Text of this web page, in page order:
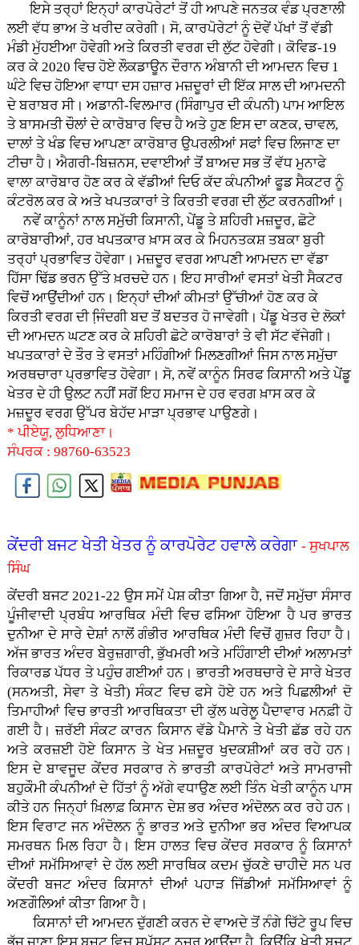
ਇਸੇ ਤਰ੍ਹਾਂ ਇਨ੍ਹਾਂ ਕਾਰਪੋਰੇਟਾਂ ਤੋਂ ਹੀ ਆਪਣੇ ਜਨਤਕ ਵੰਡ ਪ੍ਰਣਾਲੀ
ਲਈ ਵੱਧ ਭਾਅ ਤੇ ਖਰੀਦ ਕਰੇਗੀ। ਸੋ, ਕਾਰਪੋਰੇਟਾਂ ਨੂੰ ਦੋਵੇਂ ਪੱਖਾਂ ਤੋਂ ਵੱਡੀ
ਮੰਡੀ ਮੁੱਹਈਆ ਹੋਵੇਗੀ ਅਤੇ ਕਿਰਤੀ ਵਰਗ ਦੀ ਲੁੱਟ ਹੋਵੇਗੀ। ਕੋਵਿਡ-19
ਕਰ ਕੇ 2020 ਵਿਚ ਹੋਏ ਲੌਕਡਾਊਨ ਦੌਰਾਨ ਅੰਬਾਨੀ ਦੀ ਆਮਦਨ ਵਿਚ 1
ਘੰਟੇ ਵਿਚ ਹੋਇਆ ਵਾਧਾ ਦਸ ਹਜ਼ਾਰ ਮਜ਼ਦੂਰਾਂ ਦੀ ਇੱਕ ਸਾਲ ਦੀ ਆਮਦਨੀ
ਦੇ ਬਰਾਬਰ ਸੀ। ਅਡਾਨੀ-ਵਿਲਮਾਰ (ਸਿੰਗਾਪੁਰ ਦੀ ਕੰਪਨੀ) ਪਾਮ ਆਇਲ
ਤੇ ਬਾਸਮਤੀ ਚੌਲਾਂ ਦੇ ਕਾਰੋਬਾਰ ਵਿਚ ਹੈ ਅਤੇ ਹੁਣ ਇਸ ਦਾ ਕਣਕ, ਚਾਵਲ,
ਦਾਲਾਂ ਤੇ ਖੰਡ ਵਿਚ ਆਪਣਾ ਕਾਰੋਬਾਰ ਉਪਰਲੀਆਂ ਸਫਾਂ ਵਿਚ ਲਿਜਾਣ ਦਾ
ਟੀਚਾ ਹੈ। ਐਗਰੀ-ਬਿਜ਼ਨਸ, ਦਵਾਈਆਂ ਤੋਂ ਬਾਅਦ ਸਭ ਤੋਂ ਵੱਧ ਮੁਨਾਫੇ
ਵਾਲਾ ਕਾਰੋਬਾਰ ਹੋਣ ਕਰ ਕੇ ਵੱਡੀਆਂ ਦਿਓ ਕੱਦ ਕੰਪਨੀਆਂ ਫੂਡ ਸੈਕਟਰ ਨੂੰ
ਕੰਟਰੋਲ ਕਰ ਕੇ ਅਤੇ ਖਪਤਕਾਰਾਂ ਤੇ ਕਿਰਤੀ ਵਰਗ ਦੀ ਲੁੱਟ ਕਰਨਗੀਆਂ।
ਨਵੇਂ ਕਾਨੂੰਨਾਂ ਨਾਲ ਸਮੁੱਚੀ ਕਿਸਾਨੀ, ਪੇਂਡੂ ਤੇ ਸ਼ਹਿਰੀ ਮਜ਼ਦੂਰ, ਛੋਟੇ
ਕਾਰੋਬਾਰੀਆਂ, ਹਰ ਖਪਤਕਾਰ ਖ਼ਾਸ ਕਰ ਕੇ ਮਿਹਨਤਕਸ਼ ਤਬਕਾ ਬੁਰੀ
ਤਰ੍ਹਾਂ ਪ੍ਰਭਾਵਿਤ ਹੋਵੇਗਾ। ਮਜ਼ਦੂਰ ਵਰਗ ਆਪਣੀ ਆਮਦਨ ਦਾ ਵੱਡਾ
ਹਿੱਸਾ ਢਿੱਡ ਭਰਨ ਉੱਤੇ ਖ਼ਰਚਦੇ ਹਨ। ਇਹ ਸਾਰੀਆਂ ਵਸਤਾਂ ਖੇਤੀ ਸੈਕਟਰ
ਵਿਚੋਂ ਆਉਂਦੀਆਂ ਹਨ। ਇਨ੍ਹਾਂ ਦੀਆਂ ਕੀਮਤਾਂ ਉੱਚੀਆਂ ਹੋਣ ਕਰ ਕੇ
ਕਿਰਤੀ ਵਰਗ ਦੀ ਜਿ਼ੰਦਗੀ ਬਦ ਤੋਂ ਬਦਤਰ ਹੋ ਜਾਵੇਗੀ। ਪੇਂਡੂ ਖੇਤਰ ਦੇ ਲੋਕਾਂ
ਦੀ ਆਮਦਨ ਘਟਣ ਕਰ ਕੇ ਸ਼ਹਿਰੀ ਛੋਟੇ ਕਾਰੋਬਾਰਾਂ ਤੇ ਵੀ ਸੱਟ ਵੱਜੇਗੀ।
ਖਪਤਕਾਰਾਂ ਦੇ ਤੌਰ ਤੇ ਵਸਤਾਂ ਮਹਿੰਗੀਆਂ ਮਿਲਣਗੀਆਂ ਜਿਸ ਨਾਲ ਸਮੁੱਚਾ
ਅਰਥਚਾਰਾ ਪ੍ਰਭਾਵਿਤ ਹੋਵੇਗਾ। ਸੋ, ਨਵੇਂ ਕਾਨੂੰਨ ਸਿਰਫ ਕਿਸਾਨੀ ਅਤੇ ਪੇਂਡੂ
ਖੇਤਰ ਦੇ ਹੀ ਉਲਟ ਨਹੀਂ ਸਗੋਂ ਇਹ ਸਮਾਜ ਦੇ ਹਰ ਵਰਗ ਖ਼ਾਸ ਕਰ ਕੇ
ਮਜ਼ਦੂਰ ਵਰਗ ਉੱਪਰ ਬੇਹੱਦ ਮਾੜਾ ਪ੍ਰਭਾਵ ਪਾਉਣਗੇ।
* ਪੀਏਯੂ, ਲੁਧਿਆਣਾ।
ਸੰਪਰਕ : 98760-63523
ਕੇਂਦਰੀ ਬਜਟ ਖੇਤੀ ਖੇਤਰ ਨੂੰ ਕਾਰਪੋਰੇਟ ਹਵਾਲੇ ਕਰੇਗਾ - ਸੁਖਪਾਲ
ਸਿੰਘ
ਕੇਂਦਰੀ ਬਜਟ 2021-22 ਉਸ ਸਮੇਂ ਪੇਸ਼ ਕੀਤਾ ਗਿਆ ਹੈ, ਜਦੋਂ ਸਮੁੱਚਾ ਸੰਸਾਰ
ਪੂੰਜੀਵਾਦੀ ਪ੍ਰਬੰਧ ਆਰਥਿਕ ਮੰਦੀ ਵਿਚ ਫਸਿਆ ਹੋਇਆ ਹੈ ਪਰ ਭਾਰਤ
ਦੁਨੀਆ ਦੇ ਸਾਰੇ ਦੇਸ਼ਾਂ ਨਾਲੋਂ ਗੰਭੀਰ ਆਰਥਿਕ ਮੰਦੀ ਵਿਚੋਂ ਗੁਜ਼ਰ ਰਿਹਾ ਹੈ।
ਅੱਜ ਭਾਰਤ ਅੰਦਰ ਬੇਰੁਜ਼ਗਾਰੀ, ਭੁੱਖਮਰੀ ਅਤੇ ਮਹਿੰਗਾਈ ਦੀਆਂ ਅਲਾਮਤਾਂ
ਰਿਕਾਰਡ ਪੱਧਰ ਤੇ ਪਹੁੰਚ ਗਈਆਂ ਹਨ। ਭਾਰਤੀ ਅਰਥਚਾਰੇ ਦੇ ਸਾਰੇ ਖੇਤਰ
(ਸਨਅਤੀ, ਸੇਵਾ ਤੇ ਖੇਤੀ) ਸੰਕਟ ਵਿਚ ਫਸੇ ਹੋਏ ਹਨ ਅਤੇ ਪਿਛਲੀਆਂ ਦੋ
ਤਿਮਾਹੀਆਂ ਵਿਚ ਭਾਰਤੀ ਆਰਥਿਕਤਾ ਦੀ ਕੁੱਲ ਘਰੇਲੂ ਪੈਦਾਵਾਰ ਮਨਫ਼ੀ ਹੋ
ਗਈ ਹੈ। ਜ਼ਰੱਈ ਸੰਕਟ ਕਾਰਨ ਕਿਸਾਨ ਵੱਡੇ ਪੈਮਾਨੇ ਤੇ ਖੇਤੀ ਛੱਡ ਰਹੇ ਹਨ
ਅਤੇ ਕਰਜ਼ਈ ਹੋਏ ਕਿਸਾਨ ਤੇ ਖੇਤ ਮਜ਼ਦੂਰ ਖੁਦਕਸ਼ੀਆਂ ਕਰ ਰਹੇ ਹਨ।
ਇਸ ਦੇ ਬਾਵਜੂਦ ਕੇਂਦਰ ਸਰਕਾਰ ਨੇ ਭਾਰਤੀ ਕਾਰਪੋਰੇਟਾਂ ਅਤੇ ਸਾਮਰਾਜੀ
ਬਹੁਕੌਮੀ ਕੰਪਨੀਆਂ ਦੇ ਹਿੱਤਾਂ ਨੂੰ ਅੱਗੇ ਵਧਾਉਣ ਲਈ ਤਿੰਨ ਖੇਤੀ ਕਾਨੂੰਨ ਪਾਸ
ਕੀਤੇ ਹਨ ਜਿਨ੍ਹਾਂ ਖ਼ਿਲਾਫ਼ ਕਿਸਾਨ ਦੇਸ਼ ਭਰ ਅੰਦਰ ਅੰਦੋਲਨ ਕਰ ਰਹੇ ਹਨ।
ਇਸ ਵਿਰਾਟ ਜਨ ਅੰਦੋਲਨ ਨੂੰ ਭਾਰਤ ਅਤੇ ਦੁਨੀਆ ਭਰ ਅੰਦਰ ਵਿਆਪਕ
ਸਮਰਥਨ ਮਿਲ ਰਿਹਾ ਹੈ। ਇਸ ਹਾਲਤ ਵਿਚ ਕੇਂਦਰ ਸਰਕਾਰ ਨੂੰ ਕਿਸਾਨਾਂ
ਦੀਆਂ ਸਮੱਸਿਆਵਾਂ ਦੇ ਹੱਲ ਲਈ ਸਾਰਥਿਕ ਕਦਮ ਚੁੱਕਣੇ ਚਾਹੀਦੇ ਸਨ ਪਰ
ਕੇਂਦਰੀ ਬਜਟ ਅੰਦਰ ਕਿਸਾਨਾਂ ਦੀਆਂ ਪਹਾੜ ਜਿੱਡੀਆਂ ਸਮੱਸਿਆਵਾਂ ਨੂੰ
ਅਣਗੌਲਿਆਂ ਕੀਤਾ ਗਿਆ ਹੈ।
ਕਿਸਾਨਾਂ ਦੀ ਆਮਦਨ ਦੁੱਗਣੀ ਕਰਨ ਦੇ ਵਾਅਦੇ ਤੋਂ ਨੰਗੇ ਚਿੱਟੇ ਰੂਪ ਵਿਚ